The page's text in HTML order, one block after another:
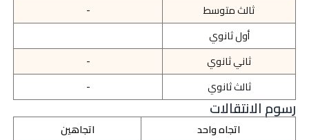
ثالث متوسط
-
أول ثانوي
ثاني ثانوي
-
ثالث ثانوي
-
رسوم الانتقالات
اتجاه واحد
اتجاهين